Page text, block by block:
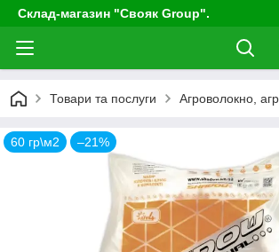
Склад-магазин "Свояк Group".
Товари та послуги Агроволокно,
60 гр\м2 –21%